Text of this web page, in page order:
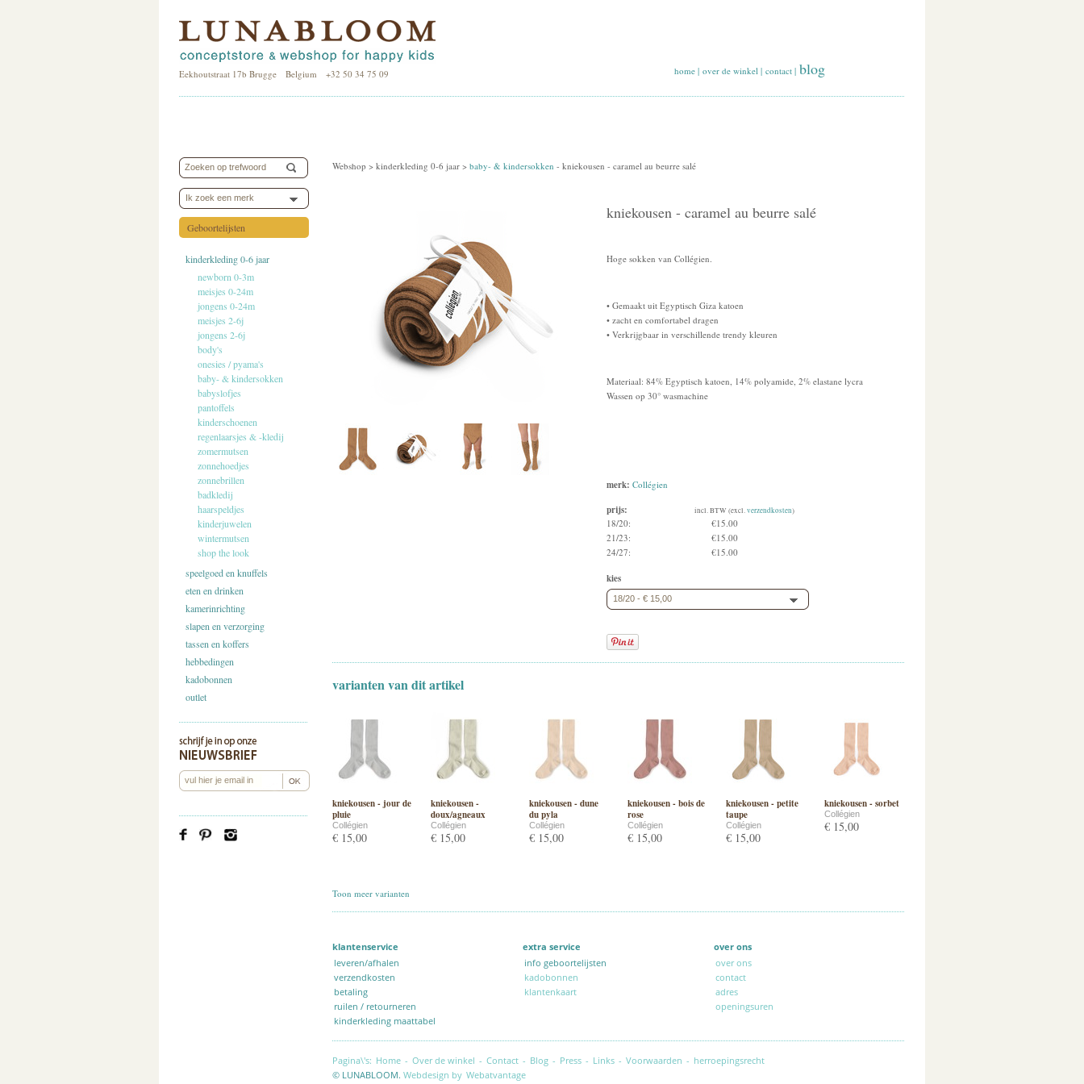
Eekhoutstraat 17b Brugge Belgium +32 50 34 75 09 home | over de winkel | contact | blog
Ik zoek een merk
Geboortelijsten
kinderkleding 0-6 jaar
newborn 0-3m
meisjes 0-24m
jongens 0-24m
meisjes 2-6j
jongens 2-6j
body's
onesies / pyama's
baby- & kindersokken
babyslofjes
pantoffels
kinderschoenen
regenlaarsjes & -kledij
zomermutsen
zonnehoedjes
zonnebrillen
badkledij
haarspeldjes
kinderjuwelen
wintermutsen
shop the look
speelgoed en knuffels
eten en drinken
kamerinrichting
slapen en verzorging
tassen en koffers
hebbedingen
kadobonnen
outlet
Webshop > kinderkleding 0-6 jaar > baby- & kindersokken - kniekousen - caramel au beurre salé
kniekousen - caramel au beurre salé
Hoge sokken van Collégien.
• Gemaakt uit Egyptisch Giza katoen
• zacht en comfortabel dragen
• Verkrijgbaar in verschillende trendy kleuren
Materiaal: 84% Egyptisch katoen, 14% polyamide, 2% elastane lycra
Wassen op 30° wasmachine
merk: Collégien
prijs: incl. BTW (excl.verzendkosten)
18/20:
€15.00
21/23:
€15.00
24/27:
€15.00
kies
18/20 - € 15,00
varianten van dit artikel
kniekousen - jour de
pluie
Collégien
€ 15,00
kniekousen -
doux/agneaux
Collégien
€ 15,00
kniekousen - dune
du pyla
Collégien
€ 15,00
kniekousen - bois de
rose
Collégien
€ 15,00
kniekousen - petite
taupe
Collégien
€ 15,00
kniekousen - sorbet
Collégien
€ 15,00
Toon meer varianten
klantenservice extra service
over ons
leveren/afhalen
verzendkosten
betaling
ruilen / retourneren
kinderkleding maattabel
info geboortelijsten
kadobonnen
klantenkaart
over ons
contact
adres
openingsuren
Pagina\'s: Home - Over de winkel - Contact - Blog - Press - Links - Voorwaarden - herroepingsrecht
© LUNABLOOM. Webdesign by Webatvantage